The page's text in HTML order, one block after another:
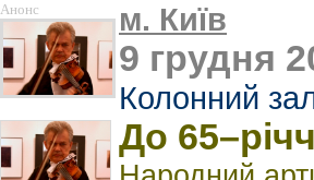
Анонс м. Київ
9 грудня
Колонний
До